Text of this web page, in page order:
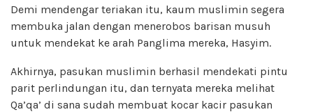
Demi mendengar teriakan itu, kaum muslimin segera
membuka jalan dengan menerobos barisan musuh
untuk mendekat ke arah Panglima mereka, Hasyim.
Akhirnya, pasukan muslimin berhasil mendekati pintu
parit perlindungan itu, dan ternyata mereka melihat
Qa’qa’ di sana sudah membuat kocar kacir pasukan